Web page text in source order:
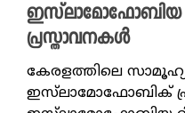
ഇസ്‌ലാമോഫോബിയ
പ്രസ്താവനകൾ
കേരളത്തിലെ
ഇസ്‌ലാമോഫോബിക്